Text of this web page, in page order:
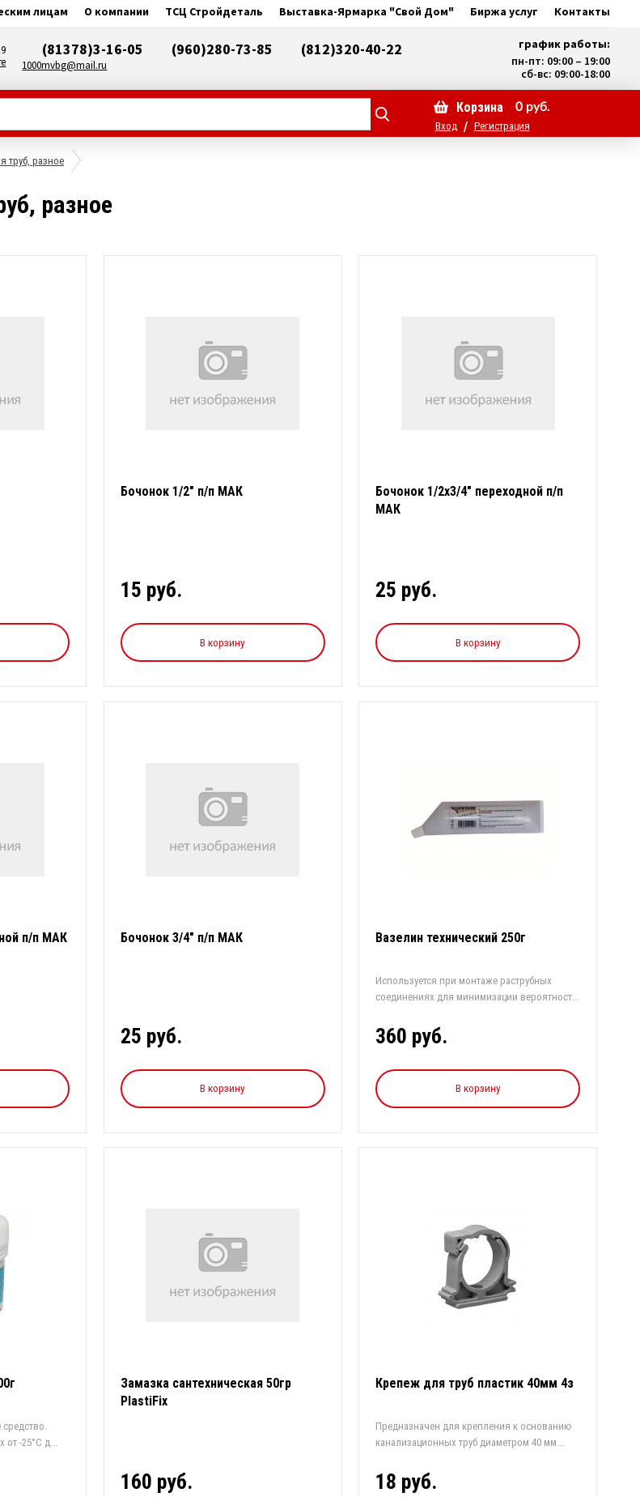
лицам О компании ТСЦ Стройдеталь Выставка-Ярмарка "Свой Дом" Биржа услуг Контакты
(81378)3-16-05 (960)280-73-85 (812)320-40-22
1000mvbg@mail.ru
график работы:
пн-пт: 09:00 – 19:00
сб-вс: 09:00-18:00
Корзина 0руб.
Вход / Регистрация
труб, разное
разное
Бочонок 1/2" п/п МАК
15 руб.
В корзину
Бочонок 1/2х3/4" переходной п/п
МАК
25 руб.
В корзину
п/п МАК Бочонок 3/4" п/п МАК
25 руб.
В корзину
Вазелин технический 250г
Используется при монтаже раструбных
соединениях для минимизации вероятности
360 руб.
В корзину
от -25°С д...
Замазка сантехническая 50гр
PlastiFix
160 руб.
Крепеж для труб пластик 40мм 4з
Предназначен для крепления к основанию
канализационных труб диаметром 40 мм.
18 руб.